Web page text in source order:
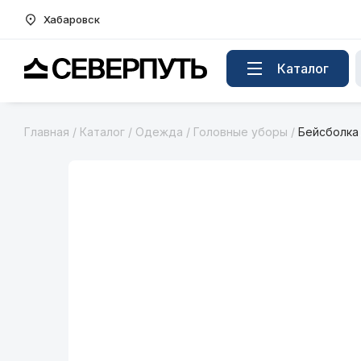
Хабаровск
Вернуться на главную страницу Каталог
Главная / Каталог / Одежда / Головные уборы / Бейсболка